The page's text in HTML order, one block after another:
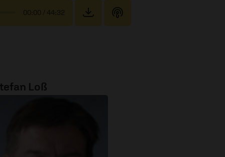
00:00 / 44:32
Loß